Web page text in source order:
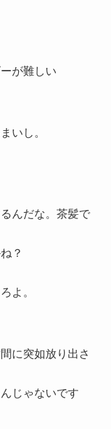
が難しい
いし。
んだな。茶髪で
？
よ。
に突如放り出さ
じゃないです